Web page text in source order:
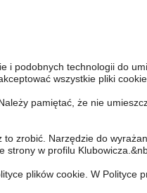
Personal Styling
Odstąp od umowy